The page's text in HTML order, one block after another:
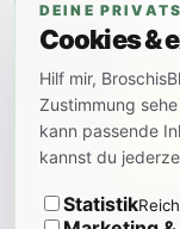
DEINE
Cookies &
Hilf mir,
Zustimmung
kann passende
kannst du
Statistik